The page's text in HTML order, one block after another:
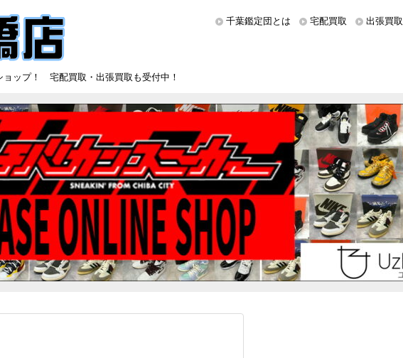
ップ！ 宅配買取・出張買取も受付中！
千葉鑑定団とは 宅配買取 出張買取